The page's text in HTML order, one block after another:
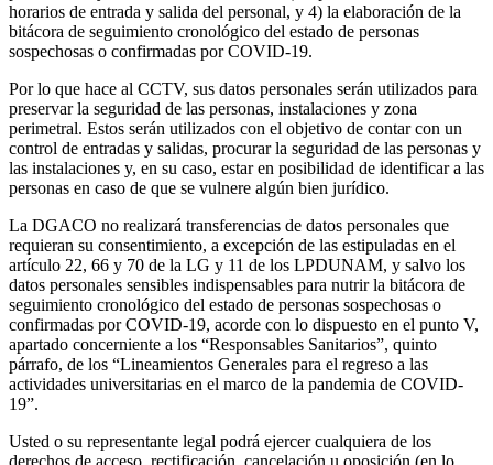
horarios de entrada y salida del personal, y 4) la elaboración de la
bitácora de seguimiento cronológico del estado de personas
sospechosas o confirmadas por COVID-19.
Por lo que hace al CCTV, sus datos personales serán utilizados para
preservar la seguridad de las personas, instalaciones y zona
perimetral. Estos serán utilizados con el objetivo de contar con un
control de entradas y salidas, procurar la seguridad de las personas y
las instalaciones y, en su caso, estar en posibilidad de identificar a las
personas en caso de que se vulnere algún bien jurídico.
La DGACO no realizará transferencias de datos personales que
requieran su consentimiento, a excepción de las estipuladas en el
artículo 22, 66 y 70 de la LG y 11 de los LPDUNAM, y salvo los
datos personales sensibles indispensables para nutrir la bitácora de
seguimiento cronológico del estado de personas sospechosas o
confirmadas por COVID-19, acorde con lo dispuesto en el punto V,
apartado concerniente a los “Responsables Sanitarios”, quinto
párrafo, de los “Lineamientos Generales para el regreso a las
actividades universitarias en el marco de la pandemia de COVID-
19”.
Usted o su representante legal podrá ejercer cualquiera de los